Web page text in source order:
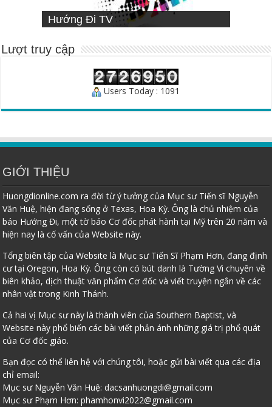
Hướng Đi TV
Sống Đạo
VIETNAMESE MISSIONARY
INSTITUTE
Người Chăn Bầy
Lượt truy cập
Users Today : 1091
GIỚI THIỆU
Huongdionline.com ra đời từ ý tưởng của Mục sư Tiến sĩ Nguyễn
Văn Huệ, hiện đang sống ở Texas, Hoa Kỳ. Ông là chủ nhiệm của
báo Hướng Đi, một tờ báo Cơ đốc phát hành tại Mỹ trên 20 năm và
hiện nay là cố vấn của Website này.
Tổng biên tập của Website là Mục sư Tiến Sĩ Phạm Hơn, đang định
cư tại Oregon, Hoa Kỳ. Ông còn có bút danh là Tường Vi chuyên về
biên khảo, dịch thuật văn phẩm Cơ đốc và viết truyện ngắn về các
nhân vật trong Kinh Thánh.
Cả hai vị Mục sư này là thành viên của Southern Baptist, và
Website này phổ biến các bài viết phản ánh những giá trị phổ quát
của Cơ đốc giáo.
Bạn đọc có thể liên hệ với chúng tôi, hoặc gửi bài viết qua các địa
chỉ email:
Mục sư Nguyễn Văn Huệ:dacsanhuongdi@gmail.com
Mục sư Phạm Hơn:phamhonvi2022@gmail.com